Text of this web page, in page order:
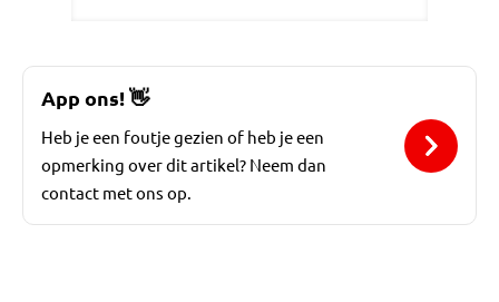
App ons!👋
Heb je een foutje gezien of heb je een
opmerking over dit artikel? Neem dan
contact met ons op.